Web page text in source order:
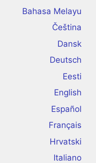
Bahasa Melayu
Čeština
Dansk
Deutsch
Eesti
English
Español
Français
Hrvatski
Italiano